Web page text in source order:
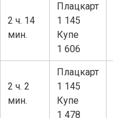
2 ч. 14
мин.
Плацкарт
1 145
Купе
1 606
2 ч. 2
мин.
Плацкарт
1 145
Купе
1 478